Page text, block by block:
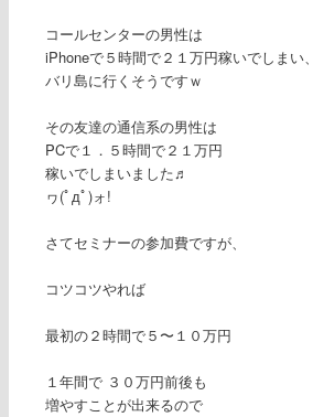
コールセンターの男性は
iPhoneで５時間で２１万円稼いでしまい、
バリ島に行くそうですｗ
その友達の通信系の男性は
PCで１．５時間で２１万円
稼いでしまいました♬
ヮ(ﾟдﾟ)ォ!
さてセミナーの参加費ですが、
コツコツやれば
最初の２時間で５〜１０万円
１年間で ３０万円前後も
増やすことが出来るので